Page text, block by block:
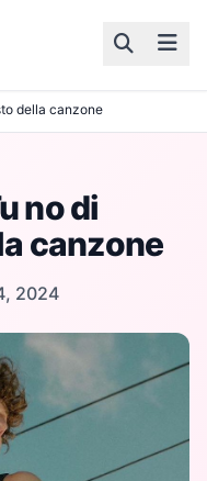
della canzone
no di
canzone
2024